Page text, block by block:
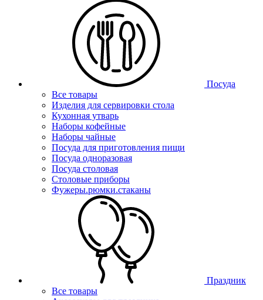
Посуда
Все товары
Изделия для сервировки стола
Кухонная утварь
Наборы кофейные
Наборы чайные
Посуда для приготовления пищи
Посуда одноразовая
Посуда столовая
Столовые приборы
Фужеры.рюмки.стаканы
Праздник
Все товары